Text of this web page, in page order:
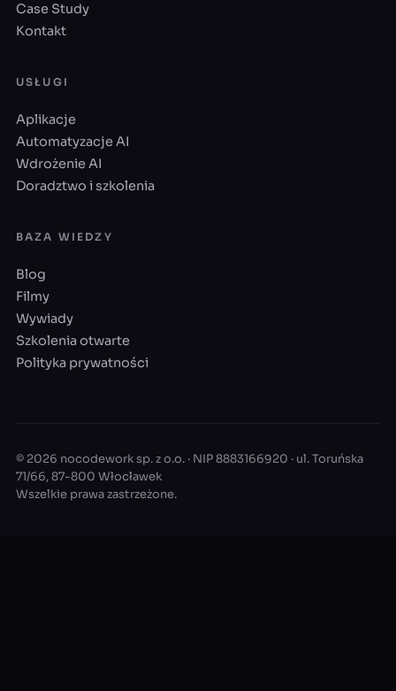
Case Study
Kontakt
USŁUGI
Aplikacje
Automatyzacje AI
Wdrożenie AI
Doradztwo i szkolenia
BAZA WIEDZY
Blog
Filmy
Wywiady
Szkolenia otwarte
Polityka prywatności
© 2026 nocodework sp. z o.o. · NIP 8883166920 · ul. Toruńska
71/66, 87-800 Włocławek
Wszelkie prawa zastrzeżone.